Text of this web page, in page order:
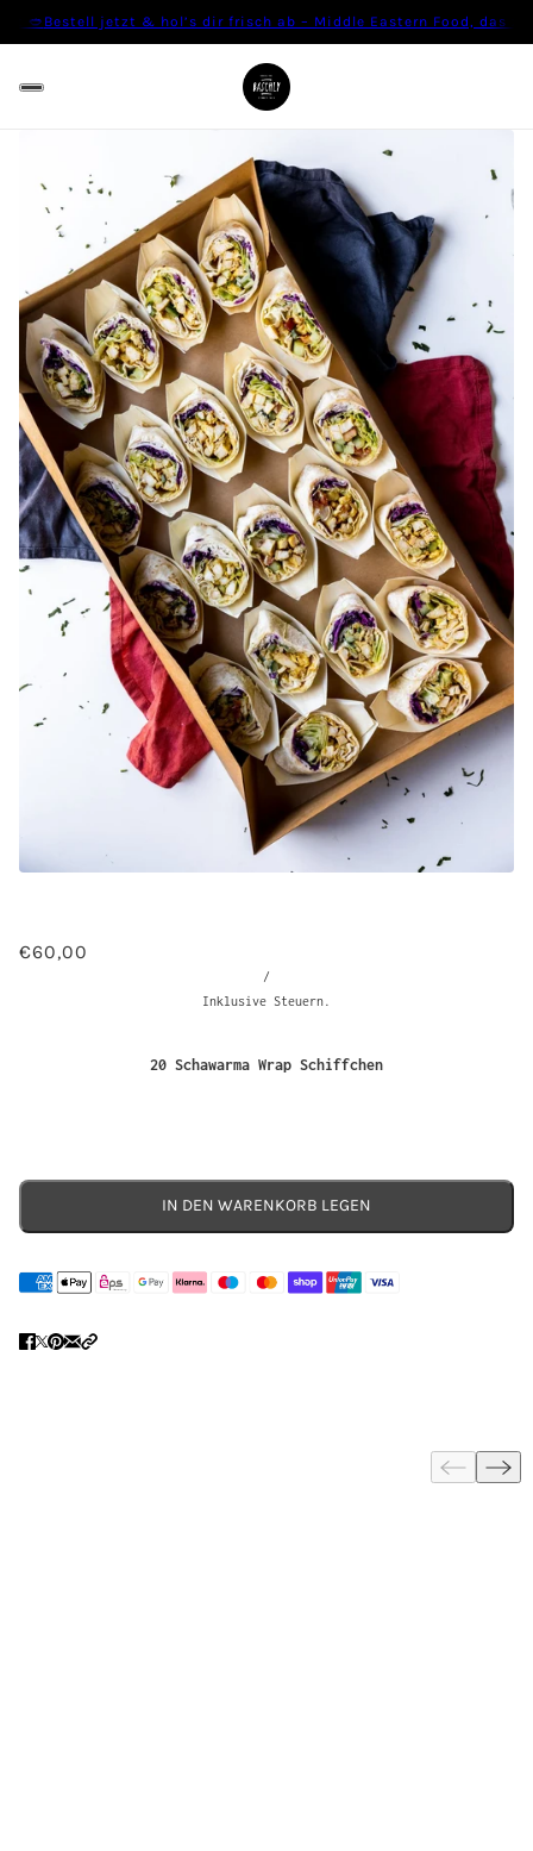
🥙Bestell jetzt & hol’s dir frisch ab – Middle Eastern Food, das
€60,00
/
Inklusive Steuern.
20 Schawarma Wrap Schiffchen
IN DEN WARENKORB LEGEN